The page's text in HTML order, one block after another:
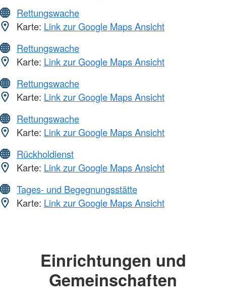
Rettungswache
Karte: Link zur Google Maps Ansicht
Rettungswache
Karte: Link zur Google Maps Ansicht
Rettungswache
Karte: Link zur Google Maps Ansicht
Rettungswache
Karte: Link zur Google Maps Ansicht
Rückholdienst
Karte: Link zur Google Maps Ansicht
Tages- und Begegnungsstätte
Karte: Link zur Google Maps Ansicht
Einrichtungen und
Gemeinschaften